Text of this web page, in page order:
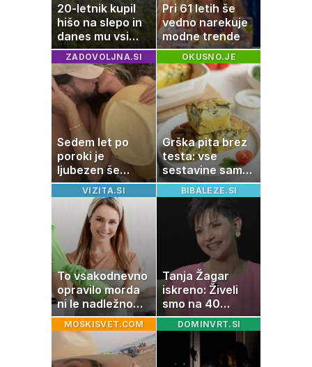
20-letnik kupil
hišo na slepo in
danes mu vsi
zavidajo
Pri 61 letih še
vedno narekuje
modne trende
ZADOVOLJNA.SI
Sedem let po
poroki je
ljubezen še
vedno enako
močna
OKUSNO.JE
Grška pita brez
testa: vse
sestavine samo
zmešate in
pečica opravi
ostalo
VIZITA.SI
To vsakodnevno
opravilo morda
ni le nadležno
delo, pomaga
lahko tudi
vašemu srcu
BIBALEZE.SI
Tanja Žagar
iskreno: Živeli
smo na 40
kvadratih, a
imela sem vse,
kar otrok
potrebuje
MOSKISVET.COM DOMINVRT.SI